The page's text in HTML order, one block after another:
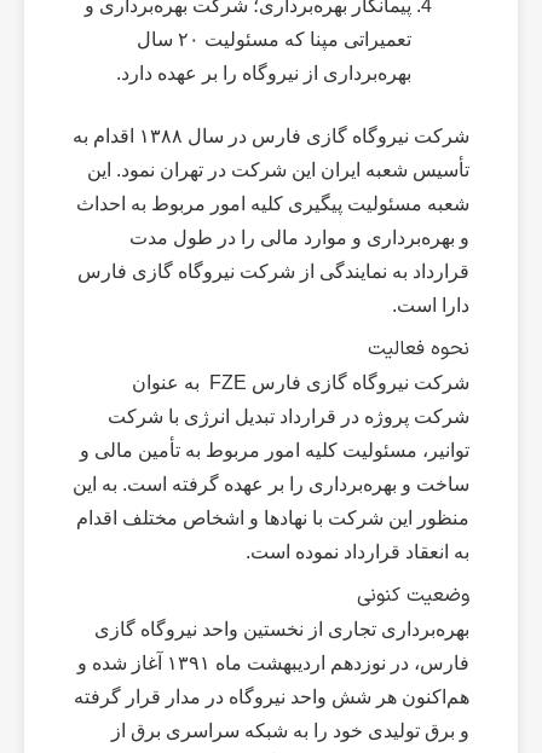
پیمانکار بهره‌برداری؛ شرکت بهره‌برداری و
تعمیراتی مپنا که مسئولیت ۲۰ سال
بهره‌برداری از نیروگاه را بر عهده دارد.
شرکت نیروگاه گازی فارس در سال ۱۳۸۸ اقدام به
تأسیس شعبه ایران این شرکت در تهران نمود. این
شعبه مسئولیت پیگیری کلیه امور مربوط به احداث
و بهره‌برداری و موارد مالی را در طول مدت
قرارداد به نمایندگی از شرکت نیروگاه گازی فارس
دارا است.
نحوه فعالیت
شرکت نیروگاه گازی فارس FZE به عنوان
شرکت پروژه در قرارداد تبدیل انرژی با شرکت
توانیر، مسئولیت کلیه امور مربوط به تأمین مالی و
ساخت و بهره‌برداری را بر عهده گرفته است. به این
منظور این شرکت با نهادها و اشخاص مختلف اقدام
به انعقاد قرارداد نموده است.
وضعیت کنونی
بهره‌برداری تجاری از نخستین واحد نیروگاه گازی
فارس، در نوزدهم اردیبهشت ماه ۱۳۹۱ آغاز شده و
هم‌اکنون هر شش واحد نیروگاه در مدار قرار گرفته
و برق تولیدی خود را به شبکه سراسری برق از